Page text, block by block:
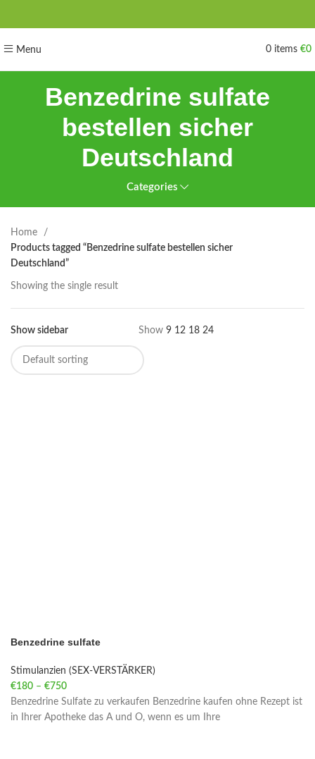
Menu 0 items €0
Benzedrine sulfate
bestellen sicher
Deutschland
Categories
Home
Products tagged “Benzedrine sulfate bestellen sicher
Deutschland”
Showing the single result
Show sidebar Show 9 12 18 24
Benzedrine sulfate
Stimulanzien (SEX-VERSTÄRKER)
€180 – €750
Benzedrine Sulfate zu verkaufen Benzedrine kaufen ohne Rezept ist
in Ihrer Apotheke das A und O, wenn es um Ihre